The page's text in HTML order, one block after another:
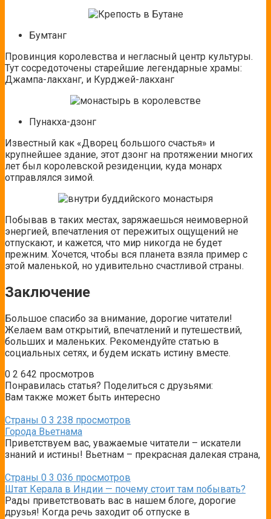
Бумтанг
Провинция королевства и негласный центр культуры.
Тут сосредоточены старейшие легендарные храмы:
Джампа-лакханг, и Курджей-лакханг
Пунакха-дзонг
Известный как «Дворец большого счастья» и
крупнейшее здание, этот дзонг на протяжении многих
лет был королевской резиденции, куда монарх
отправлялся зимой.
Побывав в таких местах, заряжаешься неимоверной
энергией, впечатления от пережитых ощущений не
отпускают, и кажется, что мир никогда не будет
прежним. Хочется, чтобы вся планета взяла пример с
этой маленькой, но удивительно счастливой страны.
Заключение
Большое спасибо за внимание, дорогие читатели!
Желаем вам открытий, впечатлений и путешествий,
больших и маленьких. Рекомендуйте статью в
социальных сетях, и будем искать истину вместе.
0 2 642 просмотров
Понравилась статья? Поделиться с друзьями:
Вам также может быть интересно
Страны 0 3 238 просмотров
Города Вьетнама
Приветствуем вас, уважаемые читатели – искатели
знаний и истины! Вьетнам – прекрасная далекая страна,
Страны 0 3 036 просмотров
Штат Керала в Индии — почему стоит там побывать?
Рады приветствовать вас в нашем блоге, дорогие
друзья! Когда речь заходит об отпуске в